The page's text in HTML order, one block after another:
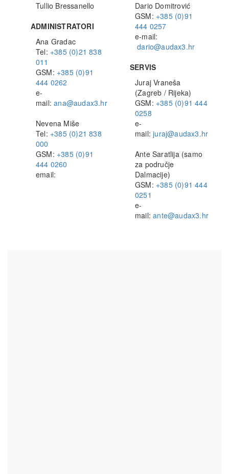
Tullio Bressanello
ADMINISTRATORI
Ana Gradac
Tel: +385 (0)21 838
011
GSM: +385 (0)91
444 0262
e-
mail:ana@audax3.hr
Nevena Miše
Tel: +385 (0)21 838
000
GSM: +385 (0)91
444 0260
email:
Dario Domitrović
GSM: +385 (0)91
444 0257
e-mail:
dario@audax3.hr
SERVIS
Juraj Vraneša
(Zagreb / Rijeka)
GSM: +385 (0)91 444
0258
e-
mail:juraj@audax3.hr
Ante Saratlija (samo
za područje
Dalmacije)
GSM: +385 (0)91 444
0251
e-
mail:ante@audax3.hr